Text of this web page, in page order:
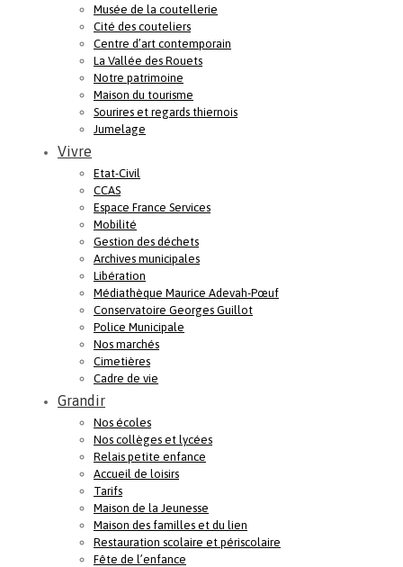
Musée de la coutellerie
Cité des couteliers
Centre d’art contemporain
La Vallée des Rouets
Notre patrimoine
Maison du tourisme
Sourires et regards thiernois
Jumelage
Vivre
Etat-Civil
CCAS
Espace France Services
Mobilité
Gestion des déchets
Archives municipales
Libération
Médiathèque Maurice Adevah-Pœuf
Conservatoire Georges Guillot
Police Municipale
Nos marchés
Cimetières
Cadre de vie
Grandir
Nos écoles
Nos collèges et lycées
Relais petite enfance
Accueil de loisirs
Tarifs
Maison de la Jeunesse
Maison des familles et du lien
Restauration scolaire et périscolaire
Fête de l’enfance